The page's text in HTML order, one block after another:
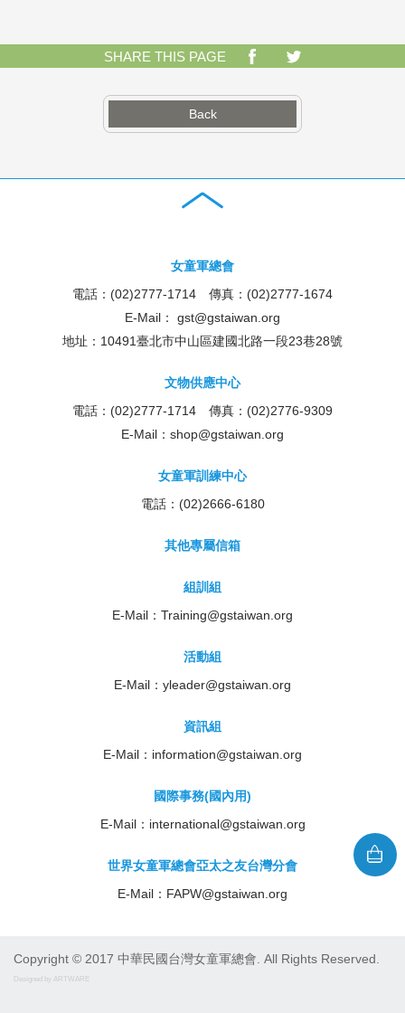
SHARE THIS PAGE
Back
女童軍總會
電話：(02)2777-1714 傳真：(02)2777-1674
E-Mail： gst@gstaiwan.org
地址：10491臺北市中山區建國北路一段23巷28號
文物供應中心
電話：(02)2777-1714 傳真：(02)2776-9309
E-Mail： shop@gstaiwan.org
女童軍訓練中心
電話：(02)2666-6180
其他專屬信箱
組訓組
E-Mail： Training@gstaiwan.org
活動組
E-Mail： yleader@gstaiwan.org
資訊組
E-Mail： information@gstaiwan.org
國際事務(國內用)
E-Mail： international@gstaiwan.org
世界女童軍總會亞太之友台灣分會
E-Mail： FAPW@gstaiwan.org
Copyright © 2017 中華民國台灣女童軍總會. All Rights Reserved.
Designed by ARTWARE